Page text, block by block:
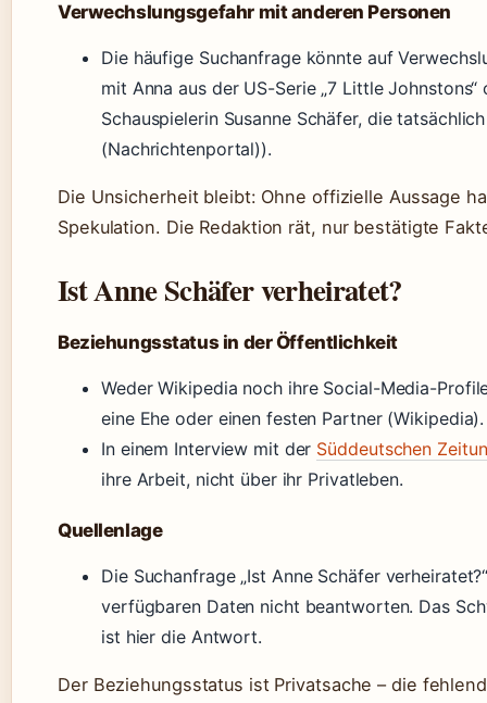
Verwechslungsgefahr mit anderen Personen
Die häufige Suchanfrage könnte auf
mit Anna aus der US-Serie „7 Little
Schauspielerin Susanne Schäfer, die
(Nachrichtenportal)).
Die Unsicherheit bleibt: Ohne offizielle Aussage
Spekulation. Die Redaktion rät, nur bestätigte
Ist Anne Schäfer verheiratet?
Beziehungsstatus in der Öffentlichkeit
Weder Wikipedia noch ihre Social-Media-
eine Ehe oder einen festen Partner (Wikipedia).
In einem Interview mit der Süddeutschen
ihre Arbeit, nicht über ihr Privatleben.
Quellenlage
Die Suchanfrage „Ist Anne Schäfer
verfügbaren Daten nicht beantworten. Das
ist hier die Antwort.
Der Beziehungsstatus ist Privatsache – die